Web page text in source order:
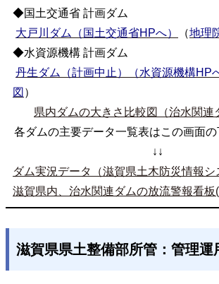
◆国土交通省 計画ダム
大戸川ダム（国土交通省HPへ）
（地理
◆水資源機構 計画ダム
丹生ダム（計画中止）（水資源機構HP
図 ）
県内ダムの大きさ比較図（治水関連
各ダムの主要データ一覧表はこの画面
↓↓
ダム実況データ（滋賀県土木防災情報シ
滋賀県内、治水関連ダムの放流警報看板
滋賀県県土整備部所管：管理運